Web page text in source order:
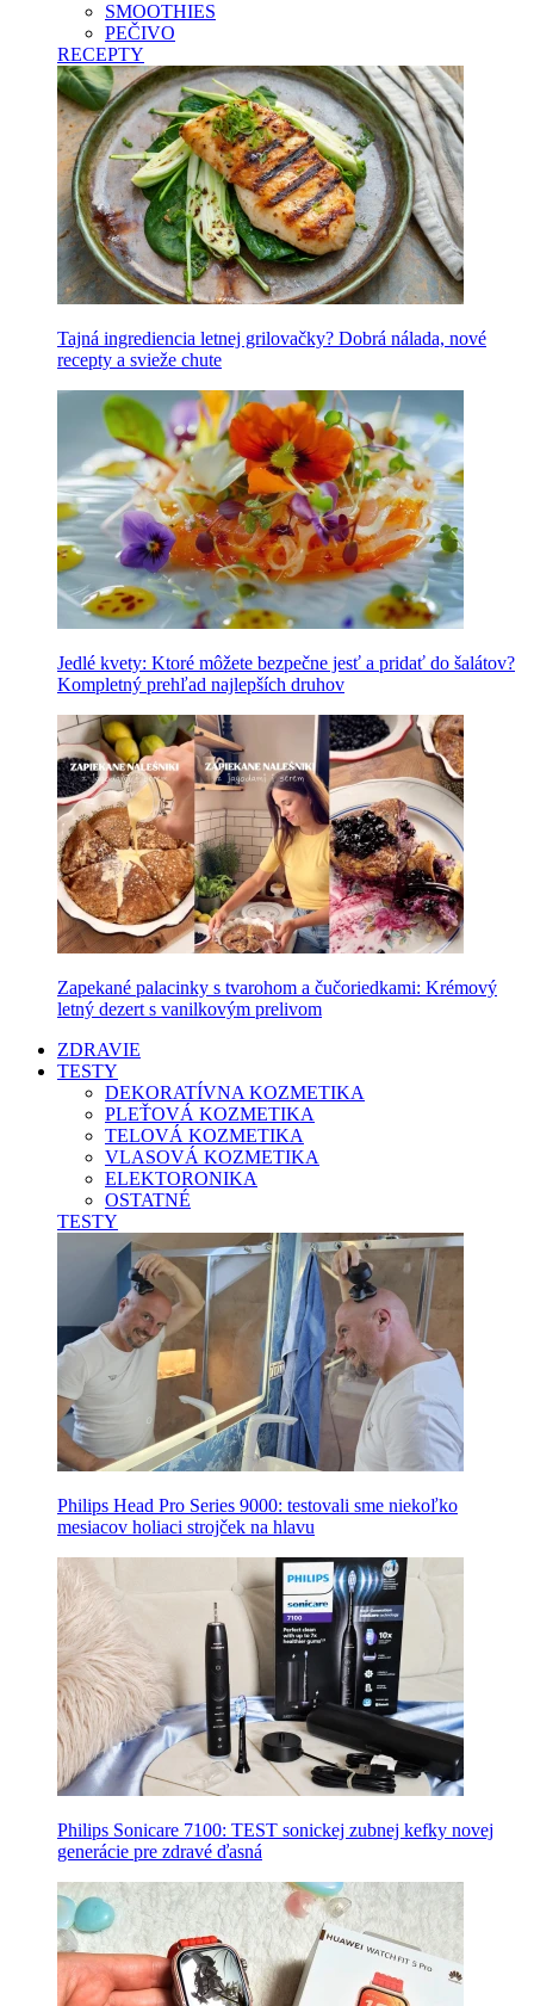
SMOOTHIES
PEČIVO
RECEPTY
Tajná ingrediencia letnej grilovačky? Dobrá nálada, nové
recepty a svieže chute
Jedlé kvety: Ktoré môžete bezpečne jesť a pridať do šalátov?
Kompletný prehľad najlepších druhov
Zapekané palacinky s tvarohom a čučoriedkami: Krémový
letný dezert s vanilkovým prelivom
ZDRAVIE
TESTY
DEKORATÍVNA KOZMETIKA
PLEŤOVÁ KOZMETIKA
TELOVÁ KOZMETIKA
VLASOVÁ KOZMETIKA
ELEKTORONIKA
OSTATNÉ
TESTY
Philips Head Pro Series 9000: testovali sme niekoľko
mesiacov holiaci strojček na hlavu
Philips Sonicare 7100: TEST sonickej zubnej kefky novej
generácie pre zdravé ďasná